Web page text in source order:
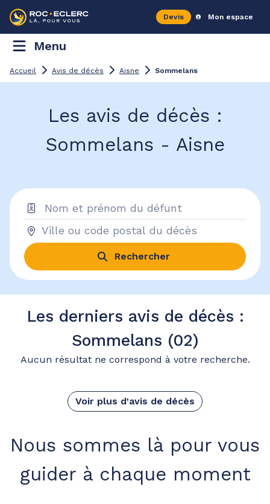
Devis Mon espace
Menu
Accueil Avis de décès Aisne Sommelans
Les avis de décès :
Sommelans - Aisne
Rechercher
Les derniers avis de décès :
Sommelans (02)
Aucun résultat ne correspond à votre recherche.
Voir plus d'avis de décès
Nous sommes là pour vous
guider à chaque moment